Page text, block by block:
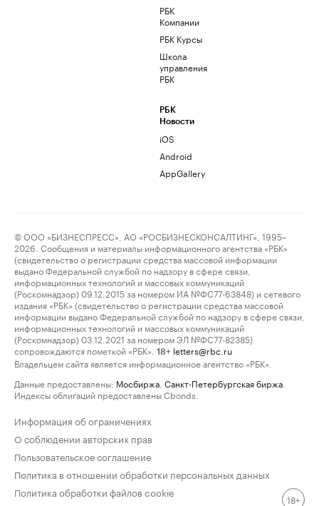
РБК
Компании
РБК Курсы
Школа
управления
РБК
РБК
Новости
iOS
Android
AppGallery
© ООО «БИЗНЕСПРЕСС», АО «РОСБИЗНЕСКОНСАЛТИНГ», 1995–
2026. Сообщения и материалы информационного агентства «РБК»
(свидетельство о регистрации средства массовой информации
выдано Федеральной службой по надзору в сфере связи,
информационных технологий и массовых коммуникаций
(Роскомнадзор) 09.12.2015 за номером ИА №ФС77-63848) и сетевого
издания «РБК» (свидетельство о регистрации средства массовой
информации выдано Федеральной службой по надзору в сфере связи,
информационных технологий и массовых коммуникаций
(Роскомнадзор) 03.12.2021 за номером ЭЛ №ФС77-82385)
сопровождаются пометкой «РБК».
18+ letters@rbc.ru
Владельцем сайта является информационное агентство «РБК».
Данные предоставлены: Мосбиржа Санкт-Петербургская биржа
Индексы облигаций предоставлены Cbonds.
Информация об ограничениях
О соблюдении авторских прав
Пользовательское соглашение
Политика в отношении обработки персональных данных
Политика обработки файлов cookie
18+